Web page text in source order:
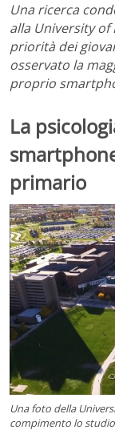
Una ricerca
alla University
priorità dei
osservato la
proprio
La
primario
Una foto della
compimento lo